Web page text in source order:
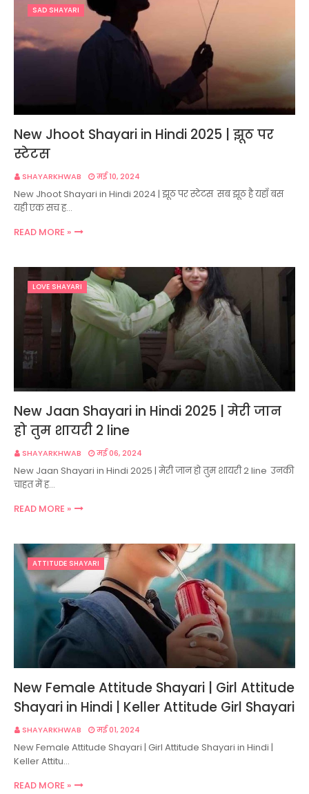
SAD SHAYARI
New Jhoot Shayari in Hindi 2025 | झूठ पर
स्टेटस
SHAYARKHWAB मई 10, 2024
New Jhoot Shayari in Hindi 2024 | झूठ पर स्टेटस सब झूठ है यहाँ बस
यही एक सच ह…
READ MORE »
LOVE SHAYARI
New Jaan Shayari in Hindi 2025 | मेरी जान
हो तुम शायरी 2 line
SHAYARKHWAB मई 06, 2024
New Jaan Shayari in Hindi 2025 | मेरी जान हो तुम शायरी 2 line उनकी
चाहत में ह…
READ MORE »
ATTITUDE SHAYARI
New Female Attitude Shayari | Girl Attitude
Shayari in Hindi | Keller Attitude Girl Shayari
SHAYARKHWAB मई 01, 2024
New Female Attitude Shayari | Girl Attitude Shayari in Hindi |
Keller Attitu…
READ MORE »